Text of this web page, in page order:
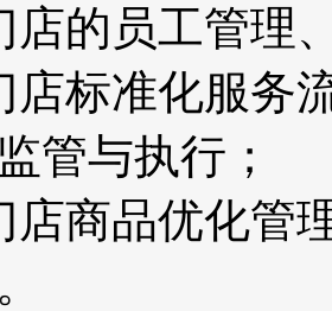
店的员工管理
店标准化服务
管与执行；
店商品优化管